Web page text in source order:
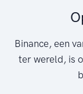
Binance, een
ter wereld, is